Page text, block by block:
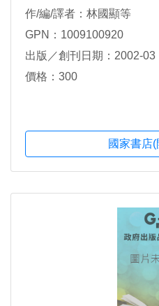
作/編/譯者：林國顯等
GPN：1009100920
出版／創刊日期：2002-03
價格：300
國家書店